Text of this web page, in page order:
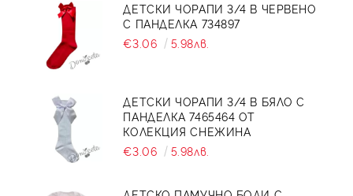
ДЕТСКИ ЧОРАПИ 3/4 В ЧЕРВЕНО
С ПАНДЕЛКА 734897
€3.06
5.98лв.
ДЕТСКИ ЧОРАПИ 3/4 В БЯЛО С
ПАНДЕЛКА 7465464 ОТ
КОЛЕКЦИЯ СНЕЖИНА
€3.06
5.98лв.